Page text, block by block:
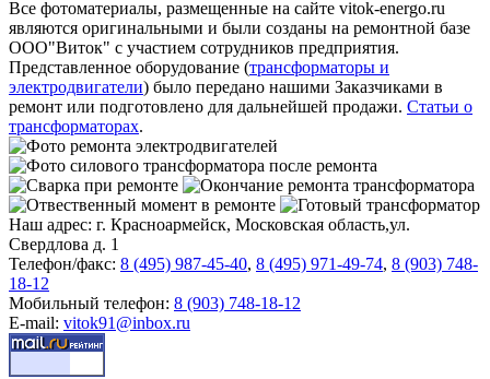
Все фотоматериалы, размещенные на сайте vitok-energo.ru
являются оригинальными и были созданы на ремонтной базе
ООО"Виток" с участием сотрудников предприятия.
Представленное оборудование (трансформаторы и
электродвигатели) было передано нашими Заказчиками в
ремонт или подготовлено для дальнейшей продажи. Статьи о
трансформаторах.
Наш адрес: г. Красноармейск, Московская область,ул.
Свердлова д. 1
Телефон/факс: 8 (495) 987-45-40, 8 (495) 971-49-74, 8 (903) 748-
18-12
Мобильный телефон: 8 (903) 748-18-12
E-mail: vitok91@inbox.ru